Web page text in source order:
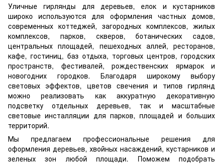
Уличные гирлянды для деревьев, елок и кустарников
широко используются для оформления частных домов,
современных коттеджей, загородных комплексов, жилых
комплексов, парков, скверов, ботанических садов,
центральных площадей, пешеходных аллей, ресторанов,
кафе, гостиниц, баз отдыха, торговых центров, городских
пространств, фестивалей, рождественских ярмарок и
новогодних городков. Благодаря широкому выбору
световых эффектов, цветов свечения и типов гирлянд
можно реализовать как аккуратную декоративную
подсветку отдельных деревьев, так и масштабные
световые инсталляции для парков, площадей и больших
территорий.
Мы предлагаем профессиональные решения для
оформления деревьев, хвойных насаждений, кустарников и
зеленых зон любой площади. Поможем подобрать